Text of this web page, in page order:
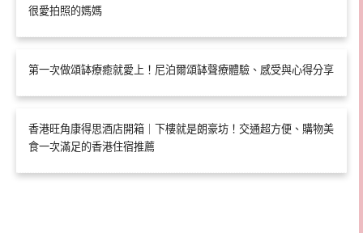
很愛拍照的媽媽
第一次做頌缽療癒就愛上！尼泊爾頌缽聲療體驗、感受與心得分享
香港旺角康得思酒店開箱｜下樓就是朗豪坊！交通超方便、購物美
食一次滿足的香港住宿推薦